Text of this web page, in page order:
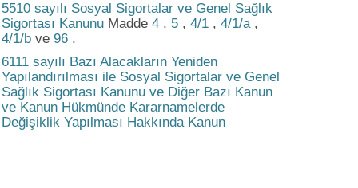
5510 sayılı Sosyal Sigortalar ve Genel Sağlık
Sigortası Kanunu Madde 4 , 5 , 4/1 , 4/1/a ,
4/1/b ve 96 .
6111 sayılı Bazı Alacakların Yeniden
Yapılandırılması ile Sosyal Sigortalar ve Genel
Sağlık Sigortası Kanunu ve Diğer Bazı Kanun
ve Kanun Hükmünde Kararnamelerde
Değişiklik Yapılması Hakkında Kanun